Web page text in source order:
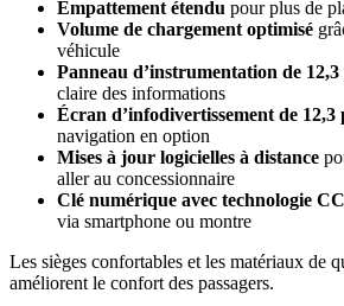
Empattement étendu pour plus de
Volume de chargement optimisé
véhicule
Panneau d’instrumentation de 12,3
claire des informations
Écran d’infodivertissement de 12,3
navigation en option
Mises à jour logicielles à distance
aller au concessionnaire
Clé numérique avec technologie
via smartphone ou montre
Les sièges confortables et les matériaux de
améliorent le confort des passagers.